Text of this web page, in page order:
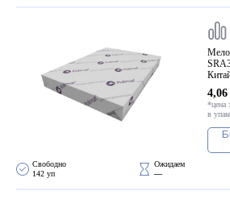
*цена
в
Свободно
142 уп
Ожидаем
—